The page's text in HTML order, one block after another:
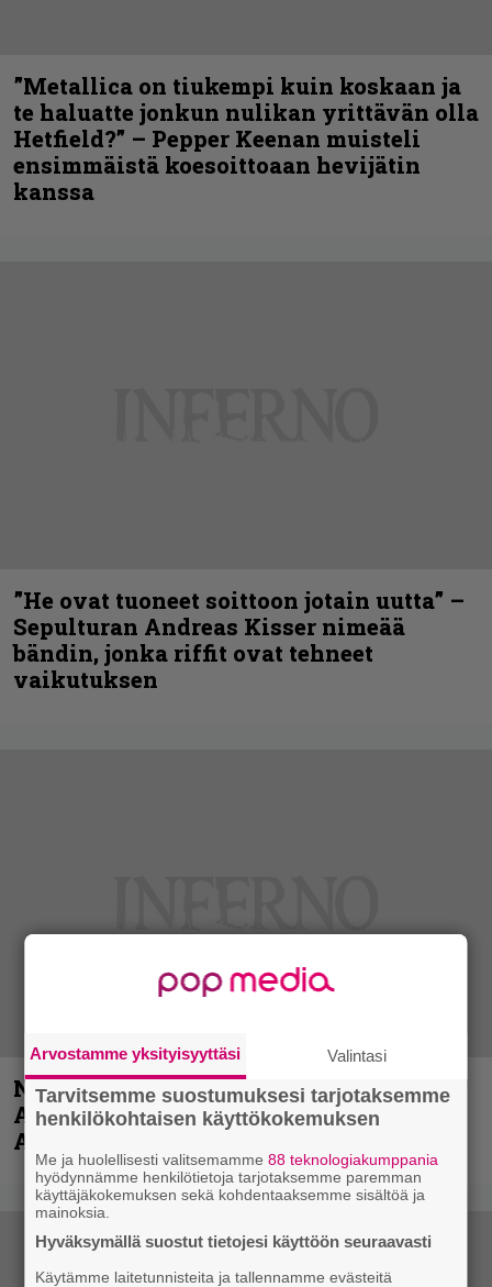
”Metallica on tiukempi kuin koskaan ja
te haluatte jonkun nulikan yrittävän olla
Hetfield?” – Pepper Keenan muisteli
ensimmäistä koesoittoaan hevijätin
kanssa
”He ovat tuoneet soittoon jotain uutta” –
Sepulturan Andreas Kisser nimeää
bändin, jonka riffit ovat tehneet
vaikutuksen
Näin lähtee Ghostin Tobias Forgelta
Accept – menossa mukana myös
Anthrax- ja Korn-miehistöä
Arvostamme yksityisyyttäsi Valintasi
Tarvitsemme suostumuksesi tarjotaksemme
henkilökohtaisen käyttökokemuksen
Me ja huolellisesti valitsemamme88 teknologiakumppania
hyödynnämme henkilötietoja tarjotaksemme paremman
käyttäjäkokemuksen sekä kohdentaaksemme sisältöä ja
mainoksia.
Hyväksymällä suostut tietojesi käyttöön seuraavasti
Käytämme laitetunnisteita ja tallennamme evästeitä